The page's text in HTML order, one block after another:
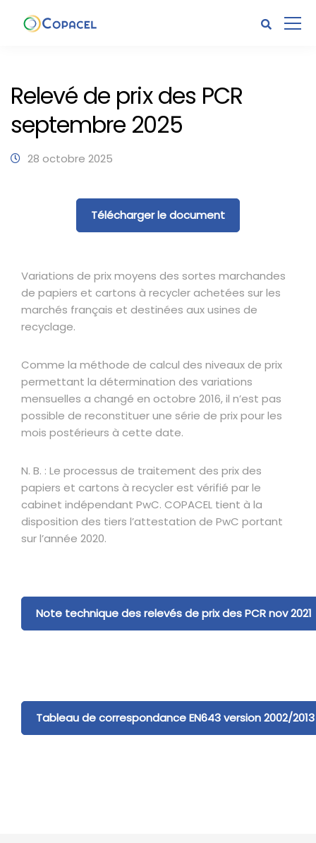
Relevé de prix des PCR
septembre 2025
28 octobre 2025
Télécharger le document
Variations de prix moyens des sortes marchandes
de papiers et cartons à recycler achetées sur les
marchés français et destinées aux usines de
recyclage.
Comme la méthode de calcul des niveaux de prix
permettant la détermination des variations
mensuelles a changé en octobre 2016, il n’est pas
possible de reconstituer une série de prix pour les
mois postérieurs à cette date.
N. B. : Le processus de traitement des prix des
papiers et cartons à recycler est vérifié par le
cabinet indépendant PwC. COPACEL tient à la
disposition des tiers l’attestation de PwC portant
sur l’année 2020.
Note technique des relevés de prix des PCR nov 2021
Tableau de correspondance EN643 version 2002/2013